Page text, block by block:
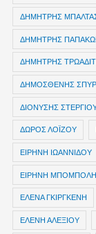
ΔΗΜΗΤΡΗΣ
ΔΗΜΗΤΡΗΣ
ΔΗΜΗΤΡΗΣ
ΔΗΜΟΣΘΕΝΗΣ
ΔΙΟΝΥΣΗΣ
ΔΩΡΟΣ ΛΟΪΖΟΥ
ΕΙΡΗΝΗ ΙΩΑΝΝΙΔΟΥ
ΕΙΡΗΝΗ ΜΠΟΜΠΟΛΗ
ΕΛΕΝΑ ΓΚΙΡΓΚΕΝΗ
ΕΛΕΝΗ ΑΛΕΞΙΟΥ